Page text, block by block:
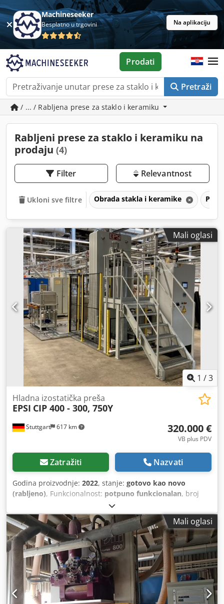
Machineseeker
Besplatno u trgovini Na aplikaciju
Pretraži
Prodati
/ ... / Rabljena prese za staklo i keramiku
Rabljeni prese za staklo i keramiku na
prodaju (4)
Filter Relevantnost
Ukloni sve filtre Obrada stakla i keramike
Mali oglasi
1 /3
Stuttgart 617 km
Hladna izostatička preša
EPSI CIP 400 - 300, 750Y
320.000 €
VB plus PDV
Zatražiti Nazvati
Godina proizvodnje: 2022, stanje: gotovo kao novo
(rabljeno), Funkcionalnost: potpuno funkcionalan, broj
, Molimo, navedite cijenu koju nudite.
Prodaja isključivo unutar Europe, uključujući Tursku.
Cijena bez ambalaže; uvjeti isporuke: FCA (lokacija stroja).
===== Tehničke podatke pogledajte u priloženoj brošuri.
Sva prava na jamstvo su isključena. Ne preuzimamo
odgovornost za točnost tehničkih podataka i godine
proizvodnje, za potpunost dodatne opreme i alata, kao ni
za usklađenost sa svim sigurnosnim i ekološkim zahtjevima
navedenim u propisima o prevenciji nezgoda. Ne
prodajemo privatnim osobama. Prodaja isključivo unutar
Mali oglasi